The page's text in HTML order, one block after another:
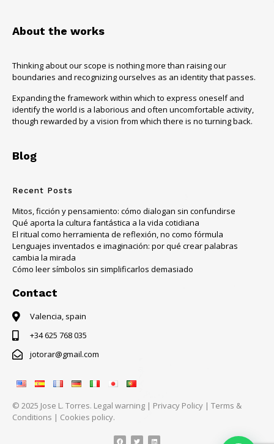
About the works
Thinking about our scope is nothing more than raising our
boundaries and recognizing ourselves as an identity that passes.
Expanding the framework within which to express oneself and
identify the world is a laborious and often uncomfortable activity,
though rewarded by a vision from which there is no turning back.
Blog
Recent Posts
Mitos, ficción y pensamiento: cómo dialogan sin confundirse
Qué aporta la cultura fantástica a la vida cotidiana
El ritual como herramienta de reflexión, no como fórmula
Lenguajes inventados e imaginación: por qué crear palabras
cambia la mirada
Cómo leer símbolos sin simplificarlos demasiado
Contact
Valencia, spain
+34 625 768 035
jotorar@gmail.com
© 2025 Jose L. Torres. Legal warning | Privacy Policy | Terms &
Conditions | Cookies policy.